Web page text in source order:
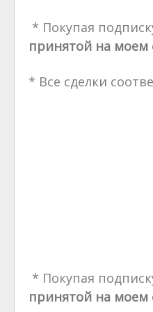
* Покупая
принятой на моем
* Все сделки
* Покупая
принятой на моем